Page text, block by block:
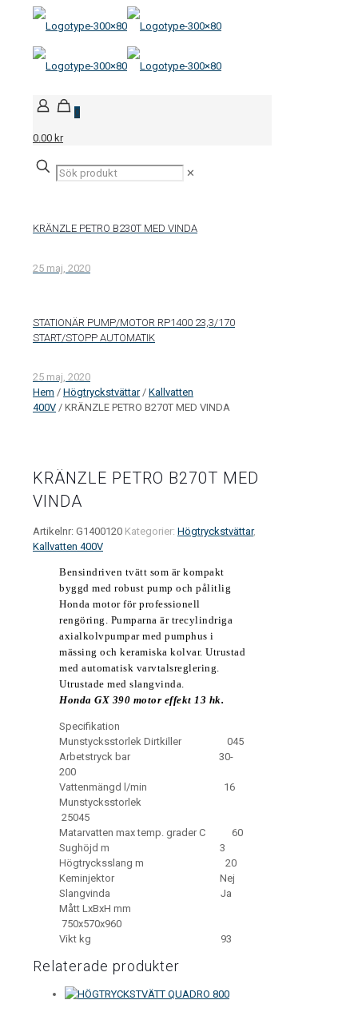
0
0.00 kr
✕
KRÄNZLE PETRO B230T MED VINDA
25 maj, 2020
STATIONÄR PUMP/MOTOR RP1400 23,3/170
START/STOPP AUTOMATIK
25 maj, 2020
Hem / Högtryckstvättar/ Kallvatten
400V / KRÄNZLE PETRO B270T MED VINDA
KRÄNZLE PETRO B270T MED
VINDA
Artikelnr: G1400120 Kategorier: Högtryckstvättar,
Kallvatten 400V
Bensindriven tvätt som är kompakt
byggd med robust pump och pålitlig
Honda motor för professionell
rengöring. Pumparna är trecylindriga
axialkolvpumpar med pumphus i
mässing och keramiska kolvar. Utrustad
med automatisk varvtalsreglering.
Utrustade med slangvinda.
Honda GX 390 motor effekt 13 hk.
Specifikation
Munstycksstorlek Dirtkiller 045
Arbetstryck bar 30-
200
Vattenmängd l/min 16
Munstycksstorlek
25045
Matarvatten max temp. grader C 60
Sughöjd m 3
Högtrycksslang m 20
Keminjektor Nej
Slangvinda Ja
Mått LxBxH mm
750x570x960
Vikt kg 93
Relaterade produkter